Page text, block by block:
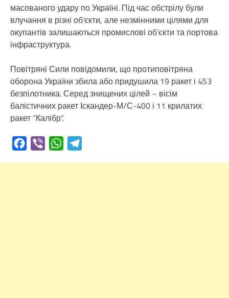
масованого удару по Україні. Під час обстрілу були
влучання в різні об’єкти, але незмінними цілями для
окупантів залишаються промислові об’єкти та портова
інфраструктура.
Повітряні Сили повідомили, що протиповітряна
оборона України збила або придушила 19 ракет і 453
безпілотника. Серед знищених цілей – вісім
балістичних ракет Іскандер-М/С-400 і 11 крилатих
ракет “Калібр”.
Facebook
Viber WhatsApp